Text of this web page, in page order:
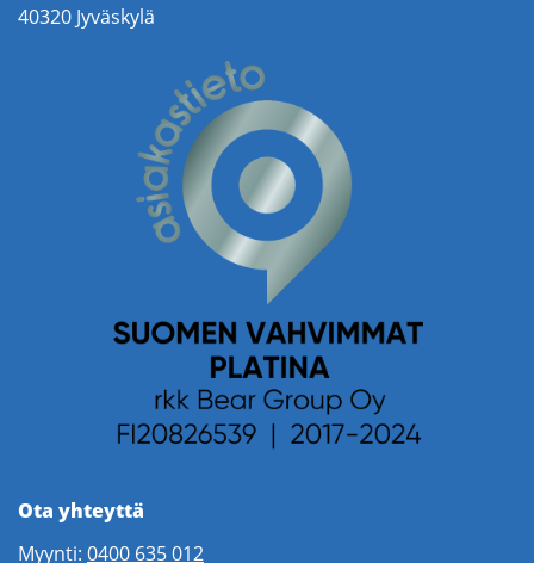
40320 Jyväskylä
Ota yhteyttä
Myynti: 0400 635 012